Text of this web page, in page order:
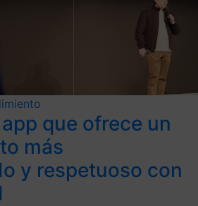
que ofrece un
más
y respetuoso con